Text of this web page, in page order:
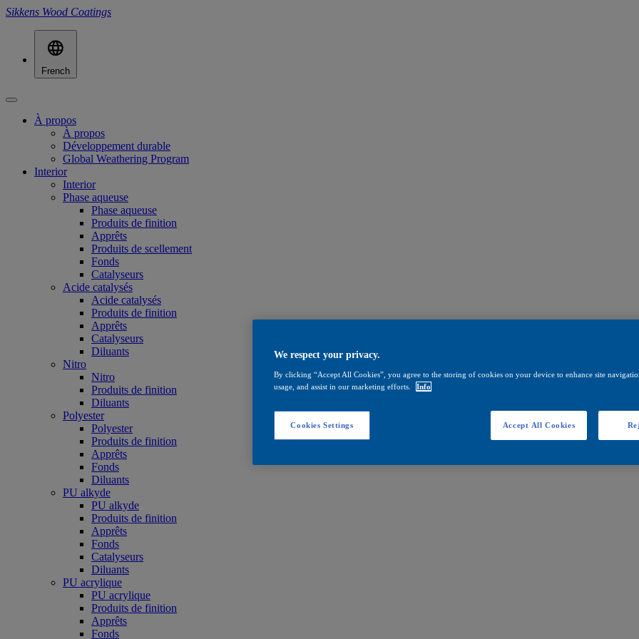
Sikkens Wood Coatings
French
À propos
À propos
Développement durable
Global Weathering Program
Interior
Interior
Phase aqueuse
Phase aqueuse
Produits de finition
Apprêts
Produits de scellement
Fonds
Catalyseurs
Acide catalysés
Acide catalysés
Produits de finition
Apprêts
Catalyseurs
Diluants
Nitro
Nitro
Produits de finition
Diluants
Polyester
Polyester
Produits de finition
Apprêts
Fonds
Diluants
PU alkyde
PU alkyde
Produits de finition
Apprêts
Fonds
Catalyseurs
Diluants
PU acrylique
PU acrylique
Produits de finition
Apprêts
Fonds
We respect your privacy.
By clicking “Accept All Cookies”, you agree to the storing of cookies on your device to enhance site
usage, and assist in our marketing efforts.
Info
Cookies Settings Accept All Cookies